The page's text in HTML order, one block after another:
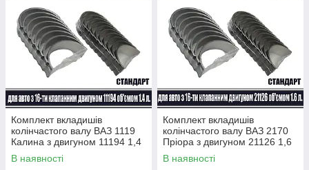
Комплект вкладишів
колінчастого валу ВАЗ 1119
Калина з двигуном 11194 1,4
л 16 клапанів (комплект
корінні та шатунні) Стандарт
В наявності
Комплект вкладишів
колінчастого валу ВАЗ 2170
Пріора з двигуном 21126 1,6
л 16 клапанів (комплект
корінні та шатунні) Стандарт
В наявності